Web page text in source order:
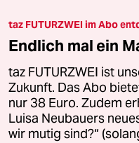
taz FUTURZWEI im Abo
Endlich mal ein
taz FUTURZWEI ist
Zukunft. Das Abo
nur 38 Euro. Zudem
Luisa Neubauers
wir mutig sind?“